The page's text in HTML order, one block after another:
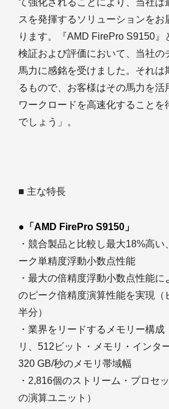
て強化されることにより、当社は
スを発揮するソリューションをお
ります。『AMD FirePro S9150』
検証および評価において、当社の
馬力に感銘を受けました。それは
るもので、お客様はその馬力を活
ワークロードを高速化することを
でしょう」。
■ 主な特長
●「AMD FirePro S9150」
・競合製品と比較し最大18%高
ーク単精度浮動小数点性能
・最大の倍精度浮動小数点性能
のピーク倍精度演算性能を実現（
半分）
・業界をリードするメモリー構
リ、512ビット・メモリ・インタ
320 GB/秒のメモリ帯域幅
・2,816個のストリーム・プロセ
の演算ユニット）